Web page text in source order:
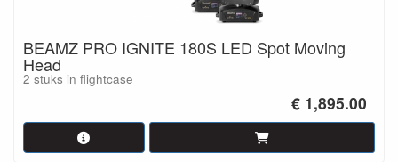
BEAMZ PRO IGNITE 180S LED Spot Moving
Head
2 stuks in flightcase
€ 1,895.00